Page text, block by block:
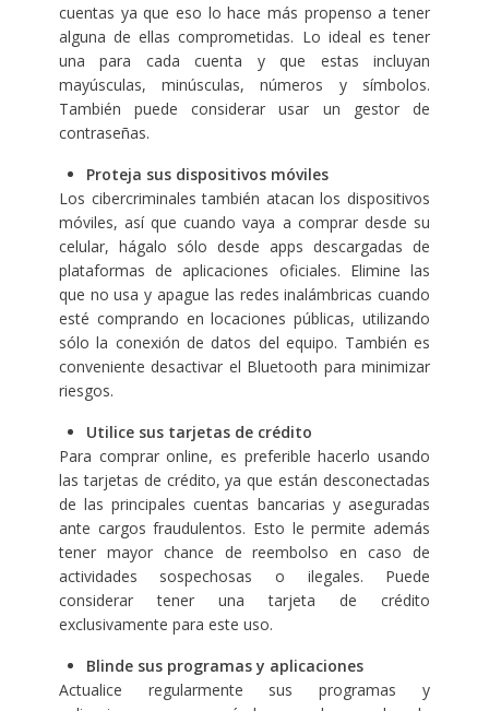
cuentas ya que eso lo hace más propenso a tener
alguna de ellas comprometidas. Lo ideal es tener
una para cada cuenta y que estas incluyan
mayúsculas, minúsculas, números y símbolos.
También puede considerar usar un gestor de
contraseñas.
Proteja sus dispositivos móviles
Los cibercriminales también atacan los dispositivos
móviles, así que cuando vaya a comprar desde su
celular, hágalo sólo desde apps descargadas de
plataformas de aplicaciones oficiales. Elimine las
que no usa y apague las redes inalámbricas cuando
esté comprando en locaciones públicas, utilizando
sólo la conexión de datos del equipo. También es
conveniente desactivar el Bluetooth para minimizar
riesgos.
Utilice sus tarjetas de crédito
Para comprar online, es preferible hacerlo usando
las tarjetas de crédito, ya que están desconectadas
de las principales cuentas bancarias y aseguradas
ante cargos fraudulentos. Esto le permite además
tener mayor chance de reembolso en caso de
actividades sospechosas o ilegales. Puede
considerar tener una tarjeta de crédito
exclusivamente para este uso.
Blinde sus programas y aplicaciones
Actualice regularmente sus programas y